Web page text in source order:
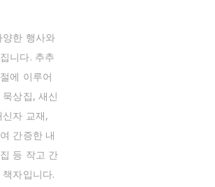
한 행사와
니다. 추추
에 이루어
상집, 새신
자 교재,
간증한 내
등 작고 간
자입니다.